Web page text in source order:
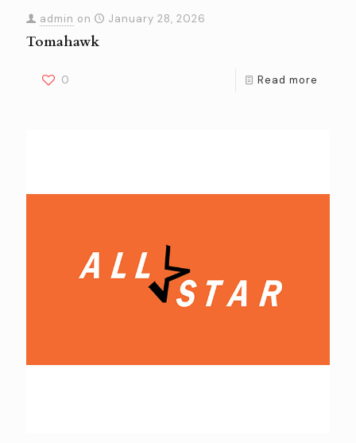
admin on January 28, 2026
Tomahawk
0 Read more